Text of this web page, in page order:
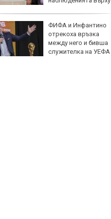
ФИФА и Инфантино
отрекоха връзка
между него и бивша
служителка на УЕФА